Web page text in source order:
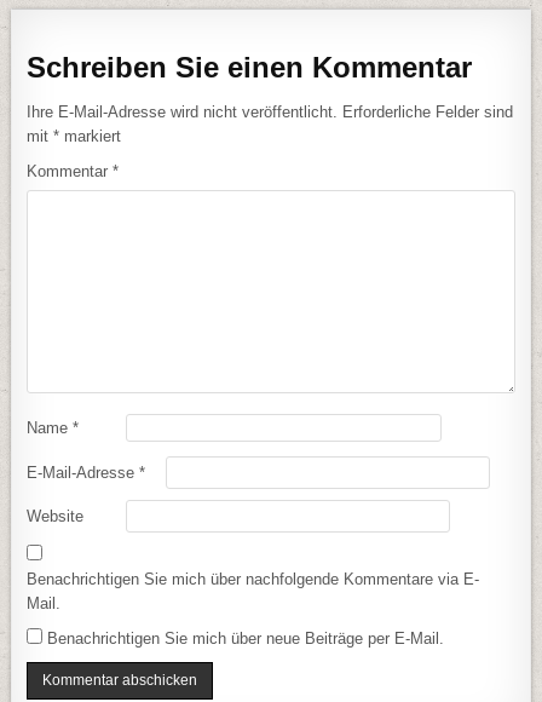
Schreiben Sie einen Kommentar
Ihre E-Mail-Adresse wird nicht veröffentlicht.
Erforderliche Felder sind
mit* markiert
Kommentar*
Name*
E-Mail-Adresse*
Website
Benachrichtigen Sie mich über nachfolgende Kommentare via E-
Mail.
Benachrichtigen Sie mich über neue Beiträge per E-Mail.